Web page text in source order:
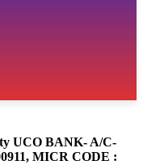
UCO BANK- A/C-
MICR CODE :